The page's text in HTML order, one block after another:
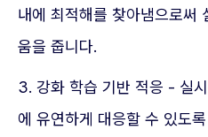
내에 최적해를 찾아냄으로써
움을 줍니다.
3. 강화 학습 기반 적응 - 실
에 유연하게 대응할 수 있도